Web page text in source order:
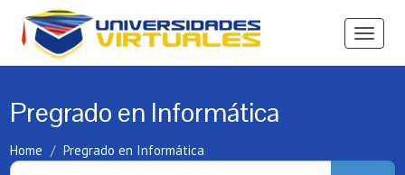
Ver
Pregrado en Informática
Home Pregrado en Informática